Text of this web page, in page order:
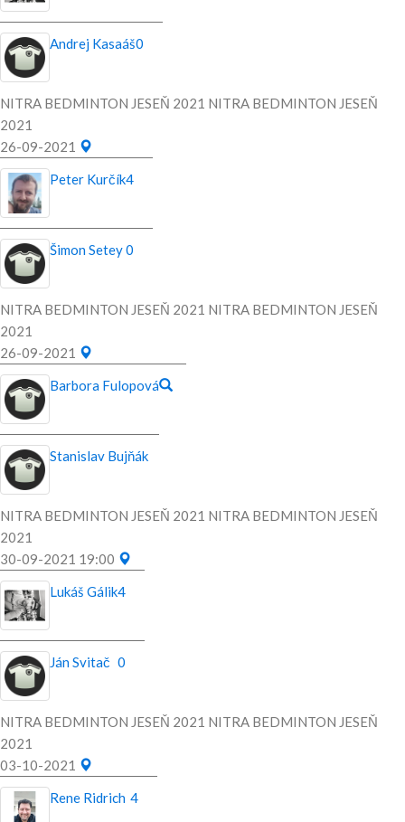
Andrej Kasaáš0
NITRA BEDMINTON JESEŇ 2021 NITRA BEDMINTON JESEŇ
2021
26-09-2021
Peter Kurčík4
Šimon Setey0
NITRA BEDMINTON JESEŇ 2021 NITRA BEDMINTON JESEŇ
2021
26-09-2021
Barbora Fulopová
Stanislav Bujňák
NITRA BEDMINTON JESEŇ 2021 NITRA BEDMINTON JESEŇ
2021
30-09-2021 19:00
Lukáš Gálik4
Ján Svitač 0
NITRA BEDMINTON JESEŇ 2021 NITRA BEDMINTON JESEŇ
2021
03-10-2021
Rene Ridrich 4